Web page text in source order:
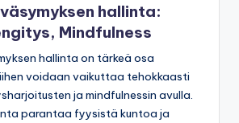
hallinta:
Mindfulness
hallinta on tärkeä osa
voidaan vaikuttaa tehokkaasti
ja mindfulnessin avulla.
parantaa fyysistä kuntoa ja